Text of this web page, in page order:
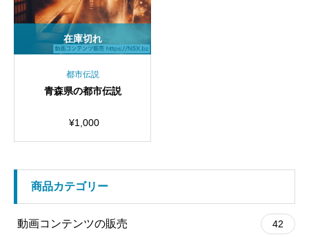
都市伝説
青森県の都市伝説
¥1,000
在庫切れ
商品カテゴリー
動画コンテンツの販売 42